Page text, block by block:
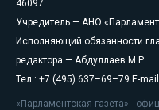
46097
Учредитель — АНО
Исполняющий обязанности
редактора — Абдуллаев М.Р.
Тел.: +7 (495) 637–69–79 E-
«Парламентская газета» -